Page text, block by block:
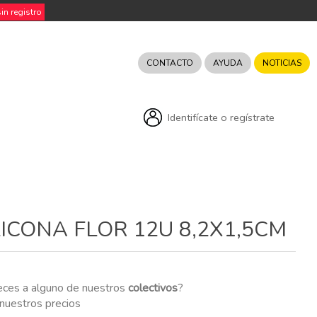
registro
CONTACTO AYUDA NOTICIAS
Identifícate o regístrate
FLOR 12U 8,2X1,5CM
a alguno de nuestroscolectivos?
precios